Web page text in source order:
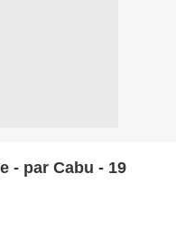
- par Cabu - 19